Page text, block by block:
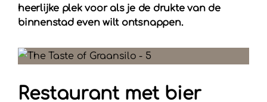
heerlijke plek voor als je de drukte van de
binnenstad even wilt ontsnappen.
Restaurant met bier